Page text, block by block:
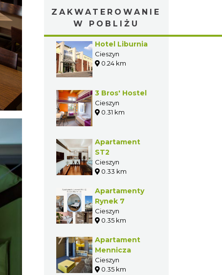
ZAKWATEROWANIE
W POBLIŻU
Hotel Liburnia
Cieszyn
0.24 km
3 Bros' Hostel
Cieszyn
0.31 km
Apartament
ST2
Cieszyn
0.33 km
Apartamenty
Rynek 7
Cieszyn
0.35 km
Apartament
Mennicza
Cieszyn
0.35 km